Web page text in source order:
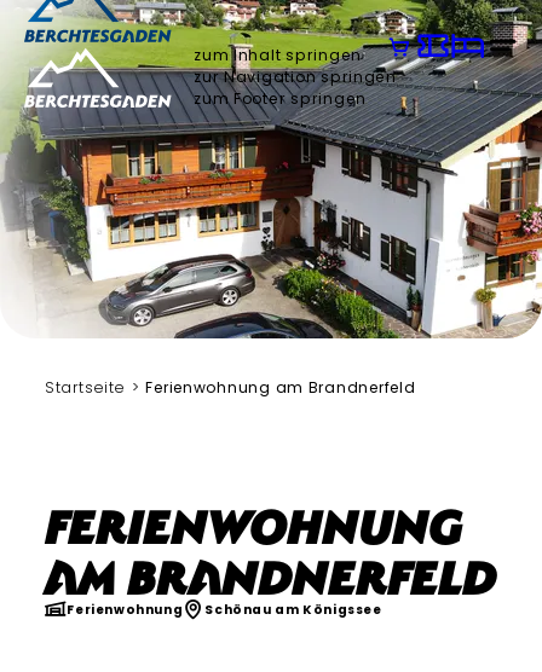
zum Inhalt springen
zur Navigation springen
zum Footer springen
Startseite Ferienwohnung am Brandnerfeld
Ferienwohnung
am Brandnerfeld
Ferienwohnung Schönau am Königssee